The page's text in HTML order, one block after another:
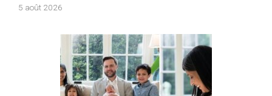
5 août 2026